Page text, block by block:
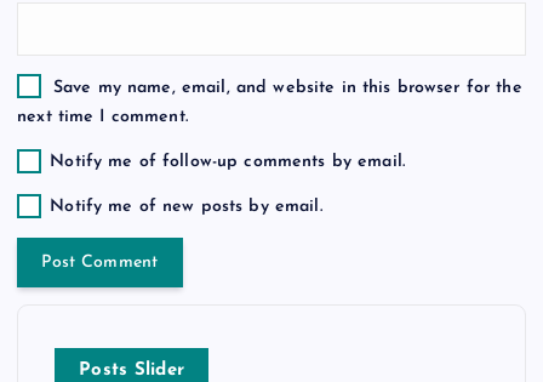
Save my name, email, and website in this browser for the
next time I comment.
Notify me of follow-up comments by email.
Notify me of new posts by email.
Posts Slider